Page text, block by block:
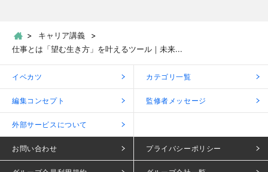
キャリア講義
仕事とは「望む生き方」を叶えるツール｜未来...
イベカツ カテゴリ一覧
編集コンセプト 監修者メッセージ
外部サービスについて
お問い合わせ プライバシーポリシー